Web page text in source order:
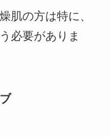
特に、
必要がありま